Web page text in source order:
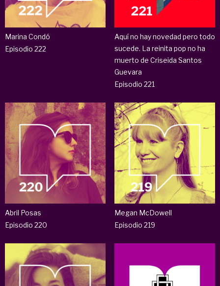
Marina Condó
Episodio 222
Aquí no hay novedad pero todo
sucede. La reinita pop no ha
muerto de Criseida Santos
Guevara
Episodio 221
Abril Posas
Episodio 220
Megan McDowell
Episodio 219